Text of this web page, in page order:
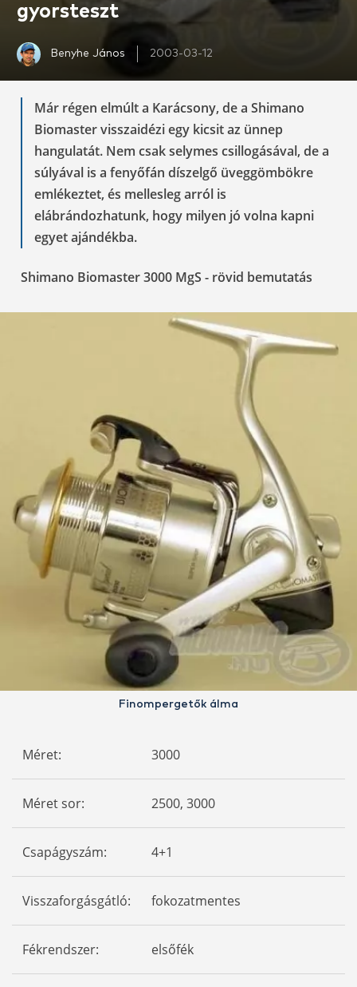
gyorsteszt
Benyhe János 2003-03-12
Már régen elmúlt a Karácsony, de a Shimano
Biomaster visszaidézi egy kicsit az ünnep
hangulatát. Nem csak selymes csillogásával, de a
súlyával is a fenyőfán díszelgő üveggömbökre
emlékeztet, és mellesleg arról is
elábrándozhatunk, hogy milyen jó volna kapni
egyet ajándékba.
Shimano Biomaster 3000 MgS - rövid bemutatás
Finompergetők álma
Méret: 3000
Méret sor: 2500, 3000
Csapágyszám: 4+1
Visszaforgásgátló: fokozatmentes
Fékrendszer: elsőfék